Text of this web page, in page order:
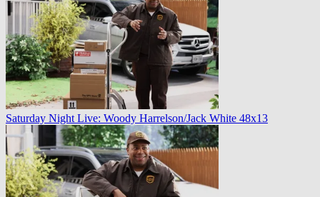
Saturday Night Live: Woody Harrelson/Jack White 48x13